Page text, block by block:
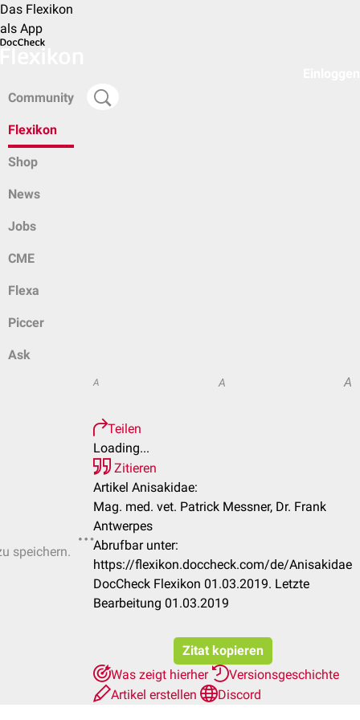
Das Flexikon
als App
Community
Flexikon
Shop
News
Jobs
CME
Flexa
Piccer
Ask
speichern.
A A A
Teilen
Loading...
Zitieren
Artikel Anisakidae:
Mag. med. vet. Patrick Messner, Dr. Frank
Antwerpes
Abrufbar unter:
https://flexikon.doccheck.com/de/Anisakidae
DocCheck Flexikon 01.03.2019. Letzte
Bearbeitung 01.03.2019
Zitat kopieren
Was zeigt hierher
Versionsgeschichte
Artikel erstellen
Discord